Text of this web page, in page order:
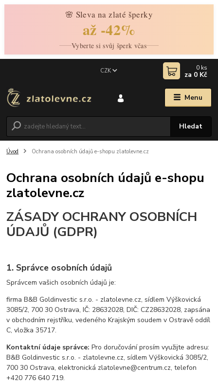
🌸 Sleva na zlaté šperky
až -42%
Vyberte si svůj šperk včas
Menu
CZK
Hledat
0 ks
za 0 Kč
Úvod Ochrana osobních údajů e-shopu zlatolevne.cz
Ochrana osobních údajů e-shopu
zlatolevne.cz
ZÁSADY OCHRANY OSOBNÍCH
ÚDAJŮ (GDPR)
1. Správce osobních údajů
Správcem vašich osobních údajů je:
firma B&B Goldinvestic s.r.o. - zlatolevne.cz, sídlem Výškovická
3085/2, 700 30 Ostrava, IČ: 28632028, DIČ: CZ28632028, zapsána
v obchodním rejstříku, vedeného Krajským soudem v Ostravě oddíl
C, vložka 35717.
Kontaktní údaje správce:Pro doručování prosím využijte adresu:
B&B Goldinvestic s.r.o. - zlatolevne.cz, sídlem Výškovická 3085/2,
700 30 Ostrava, elektronická zlatolevne@centrum.cz, telefon
+420 776 640 719.